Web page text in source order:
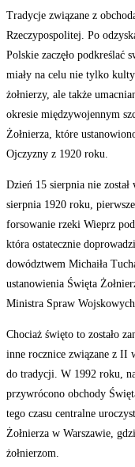
Tradycje związane z
Rzeczypospolitej. Po
Polskie zaczęło podkreślać
miały na celu nie tylko
żołnierzy, ale także
okresie międzywojennym
Żołnierza, które
Ojczyzny z 1920 roku.
Dzień 15 sierpnia nie
sierpnia 1920 roku,
forsowanie rzeki Wieprz
która ostatecznie
dowództwem Michaiła
ustanowienia Święta
Ministra Spraw
Chociaż święto to zostało
inne rocznice związane z II
do tradycji. W 1992 roku,
przywrócono obchody
tego czasu centralne
Żołnierza w Warszawie,
żołnierzom.